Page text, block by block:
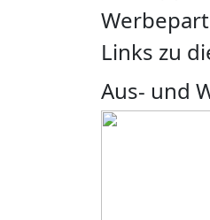
Links zu
Aus- und